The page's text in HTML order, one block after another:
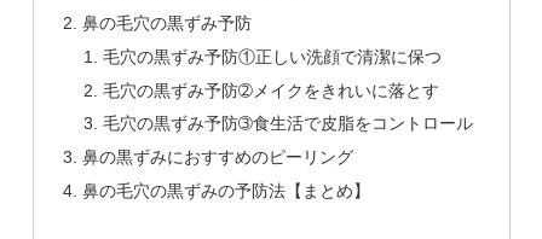
鼻の毛穴の黒ずみ予防
毛穴の黒ずみ予防①正しい洗顔で清潔に保つ
毛穴の黒ずみ予防➁メイクをきれいに落とす
毛穴の黒ずみ予防➂食生活で皮脂をコントロール
鼻の黒ずみにおすすめのピーリング
鼻の毛穴の黒ずみの予防法【まとめ】